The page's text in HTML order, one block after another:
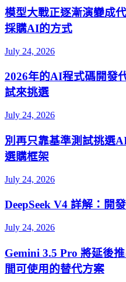
模型大戰正逐漸演變成
採購AI的方式
July 24, 2026
2026年的AI程式碼開發
試來挑選
July 24, 2026
別再只靠基準測試挑選
選購框架
July 24, 2026
DeepSeek V4 詳解：開
July 24, 2026
Gemini 3.5 Pro 將延後
間可使用的替代方案